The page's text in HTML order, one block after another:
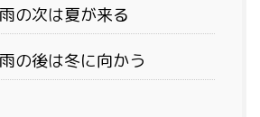
の次は夏が来る
の後は冬に向かう